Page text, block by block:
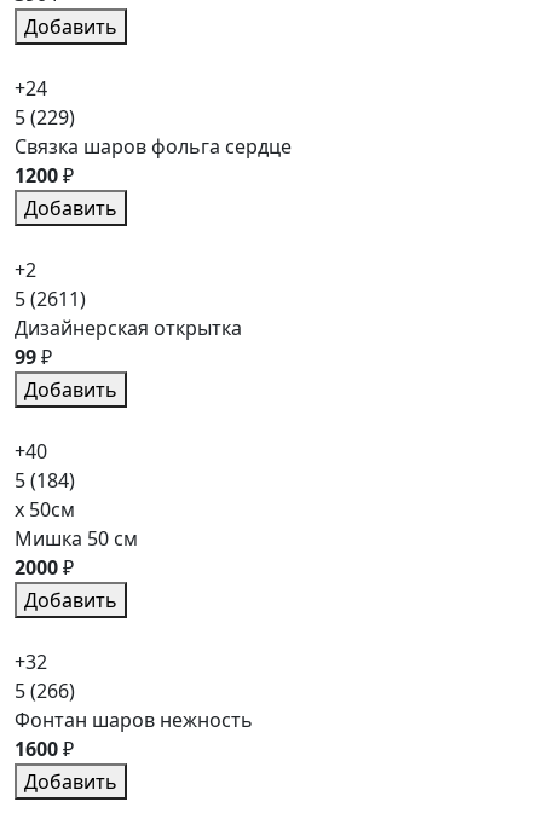
Добавить
+24
5(229)
Связка шаров фольга сердце
1200₽
Добавить
+2
5(2611)
Дизайнерская открытка
99₽
Добавить
+40
5(184)
x 50см
Мишка 50 см
2000₽
Добавить
+32
5(266)
Фонтан шаров нежность
1600₽
Добавить